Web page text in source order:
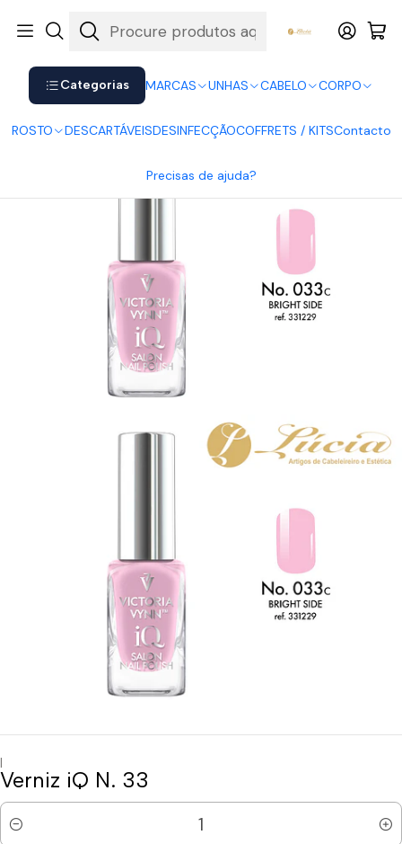
Categorias MARCAS UNHAS CABELO CORPO
ROSTO DESCARTÁVEISDESINFECÇÃOCOFFRETS / KITSContacto
Precisas de ajuda?
Shop now. Pay later with Klarna.
|
Verniz iQ N. 33
Quantidade